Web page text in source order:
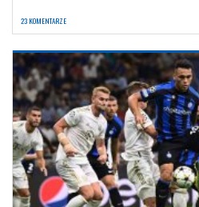
23 KOMENTARZE